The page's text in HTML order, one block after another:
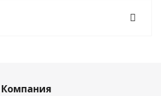
Компания